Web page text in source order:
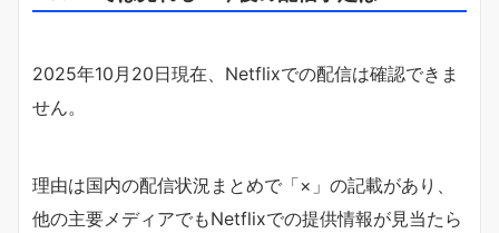
2025年10月20日現在、Netflixでの配信は確認できま
せん。
理由は国内の配信状況まとめで「×」の記載があり、
他の主要メディアでもNetflixでの提供情報が見当たら